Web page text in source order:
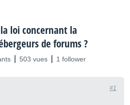
loi concernant la
de forums ?
503 vues 1 follower
#1